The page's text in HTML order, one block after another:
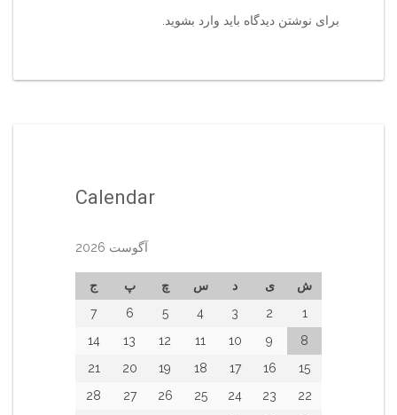
برای نوشتن دیدگاه باید وارد بشوید
Calendar
آگوست 2026
ش ی د س چ پ
ج
1
2
3
4
5
6
7
8
9
10
11
12
13
14
15
16
17
18
19
20
21
22
23
24
25
26
27
28